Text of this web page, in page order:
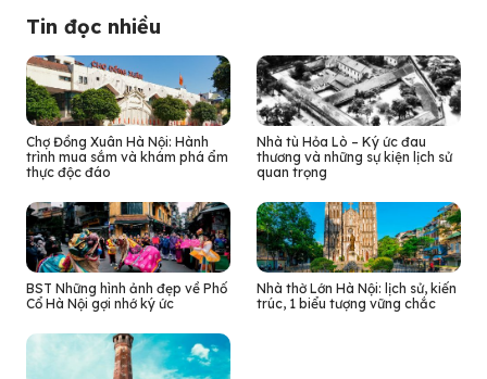
Tin đọc nhiều
Chợ Đồng Xuân Hà Nội: Hành
trình mua sắm và khám phá ẩm
thực độc đáo
Nhà tù Hỏa Lò – Ký ức đau
thương và những sự kiện lịch sử
quan trọng
BST Những hình ảnh đẹp về Phố
Cổ Hà Nội gợi nhớ ký ức
Nhà thờ Lớn Hà Nội: lịch sử, kiến
trúc, 1 biểu tượng vững chắc